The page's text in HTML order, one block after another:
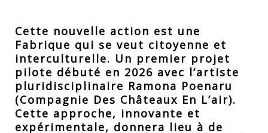
Cette nouvelle action est une
Fabrique qui se veut citoyenne et
interculturelle. Un premier projet
pilote débuté en 2026 avec l’artiste
pluridisciplinaire Ramona Poenaru
(Compagnie Des Châteaux En L’air).
Cette approche, innovante et
expérimentale, donnera lieu à de